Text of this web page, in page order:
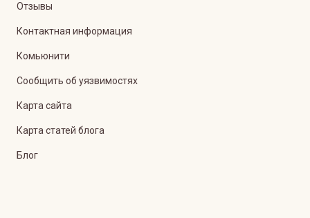
Отзывы
Контактная информация
Комьюнити
Сообщить об уязвимостях
Карта сайта
Карта статей блога
Блог